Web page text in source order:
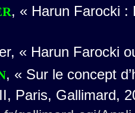
, « Harun Farocki :
« Harun Farocki
, « Sur le concept
Paris, Gallimard,